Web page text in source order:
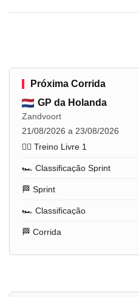
Próxima Corrida
GP da Holanda
Zandvoort
21/08/2026 a 23/08/2026
🏋️‍♂️ Treino Livre 1
🏎️ Classificação Sprint
🏁 Sprint
🏎️ Classificação
🏁 Corrida